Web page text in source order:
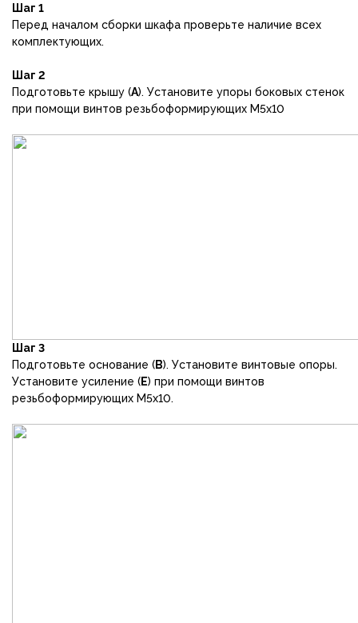
Шаг 1
Перед началом сборки шкафа проверьте наличие всех
комплектующих.
Шаг 2
Подготовьте крышу (А). Установите упоры боковых стенок
при помощи винтов резьбоформирующих М5х10
Шаг 3
Подготовьте основание (В). Установите винтовые опоры.
Установите усиление (Е) при помощи винтов
резьбоформирующих М5х10.